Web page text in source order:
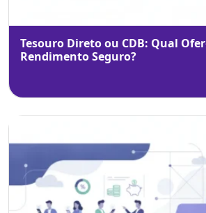
Tesouro Direto ou CDB: Qual
Rendimento Seguro?